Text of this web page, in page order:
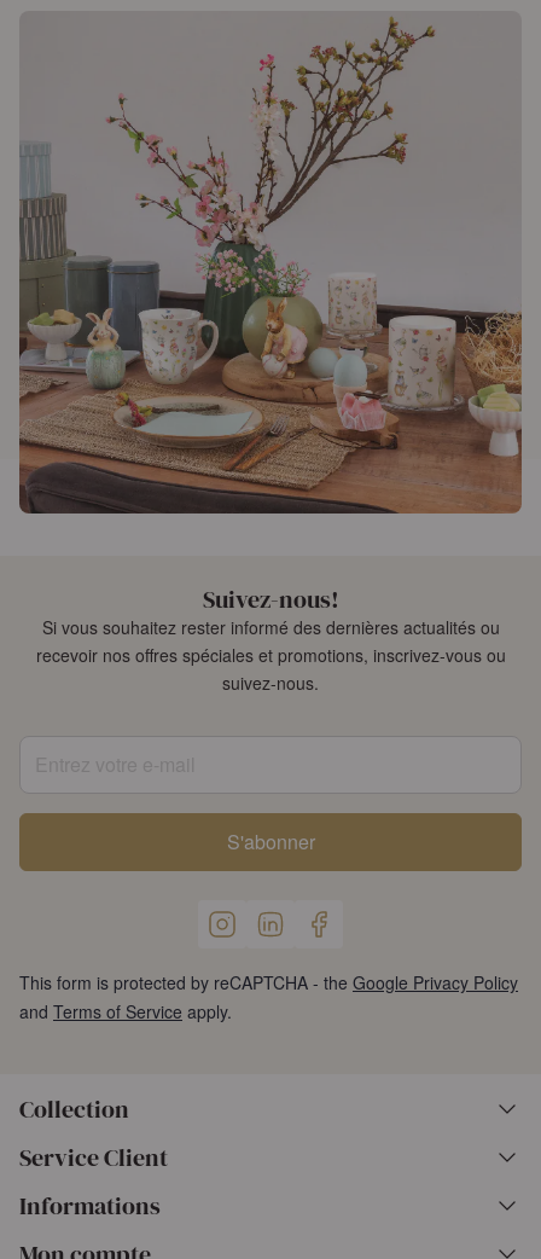
Suivez-nous!
Si vous souhaitez rester informé des dernières actualités ou
recevoir nos offres spéciales et promotions, inscrivez-vous ou
suivez-nous.
S'abonner
This form is protected by reCAPTCHA - the Google Privacy Policy
and Terms of Service apply.
Collection
Service Client
Informations